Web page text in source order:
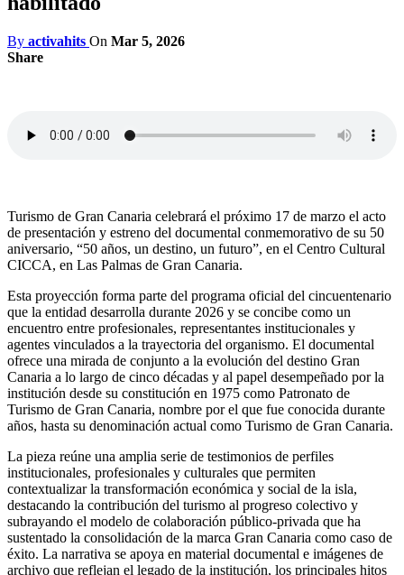
By activahits On Mar 5, 2026
Share
Turismo de Gran Canaria celebrará el próximo 17 de marzo el acto
de presentación y estreno del documental conmemorativo de su 50
aniversario, “50 años, un destino, un futuro”, en el Centro Cultural
CICCA, en Las Palmas de Gran Canaria.
Esta proyección forma parte del programa oficial del cincuentenario
que la entidad desarrolla durante 2026 y se concibe como un
encuentro entre profesionales, representantes institucionales y
agentes vinculados a la trayectoria del organismo. El documental
ofrece una mirada de conjunto a la evolución del destino Gran
Canaria a lo largo de cinco décadas y al papel desempeñado por la
institución desde su constitución en 1975 como Patronato de
Turismo de Gran Canaria, nombre por el que fue conocida durante
años, hasta su denominación actual como Turismo de Gran Canaria.
La pieza reúne una amplia serie de testimonios de perfiles
institucionales, profesionales y culturales que permiten
contextualizar la transformación económica y social de la isla,
destacando la contribución del turismo al progreso colectivo y
subrayando el modelo de colaboración público-privada que ha
sustentado la consolidación de la marca Gran Canaria como caso de
éxito. La narrativa se apoya en material documental e imágenes de
archivo que reflejan el legado de la institución, los principales hitos